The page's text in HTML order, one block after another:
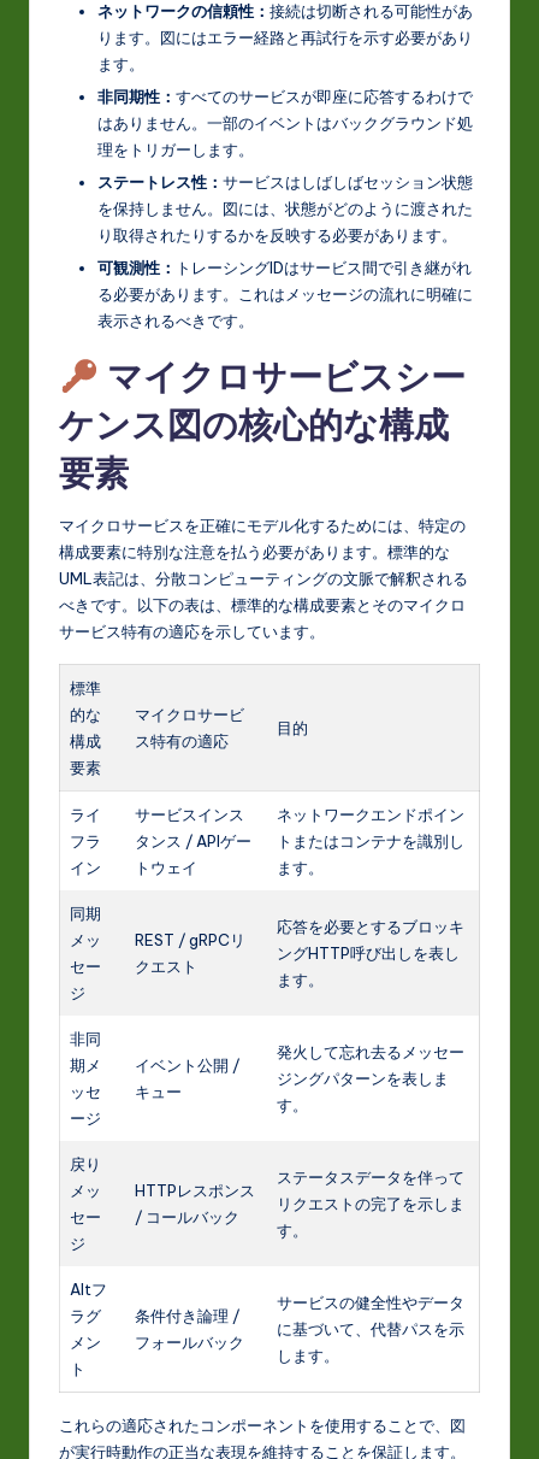
ネットワークの信頼性： 接続は切断される可能性があ
ります。図にはエラー経路と再試行を示す必要があり
ます。
非同期性： すべてのサービスが即座に応答するわけで
はありません。一部のイベントはバックグラウンド処
理をトリガーします。
ステートレス性： サービスはしばしばセッション状態
を保持しません。図には、状態がどのように渡された
り取得されたりするかを反映する必要があります。
可観測性： トレーシングIDはサービス間で引き継がれ
る必要があります。これはメッセージの流れに明確に
表示されるべきです。
マイクロサービスシー
ケンス図の核心的な構成
要素
マイクロサービスを正確にモデル化するためには、特定の
構成要素に特別な注意を払う必要があります。標準的な
UML表記は、分散コンピューティングの文脈で解釈される
べきです。以下の表は、標準的な構成要素とそのマイクロ
サービス特有の適応を示しています。
標準
的な
構成
要素
マイクロサービ
ス特有の適応
目的
ライ
フラ
イン
サービスインス
タンス / APIゲー
トウェイ
ネットワークエンドポイン
トまたはコンテナを識別し
ます。
同期
メッ
セー
ジ
REST / gRPCリ
クエスト
応答を必要とするブロッキ
ングHTTP呼び出しを表し
ます。
非同
期メ
ッセ
ージ
イベント公開 /
キュー
発火して忘れ去るメッセー
ジングパターンを表しま
す。
戻り
メッ
セー
ジ
HTTPレスポンス
/ コールバック
ステータスデータを伴って
リクエストの完了を示しま
す。
Altフ
ラグ
メン
ト
条件付き論理 /
フォールバック
サービスの健全性やデータ
に基づいて、代替パスを示
します。
これらの適応されたコンポーネントを使用することで、図
が実行時動作の正当な表現を維持することを保証します。